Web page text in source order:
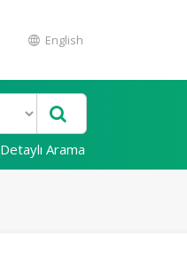
English
Detaylı Arama